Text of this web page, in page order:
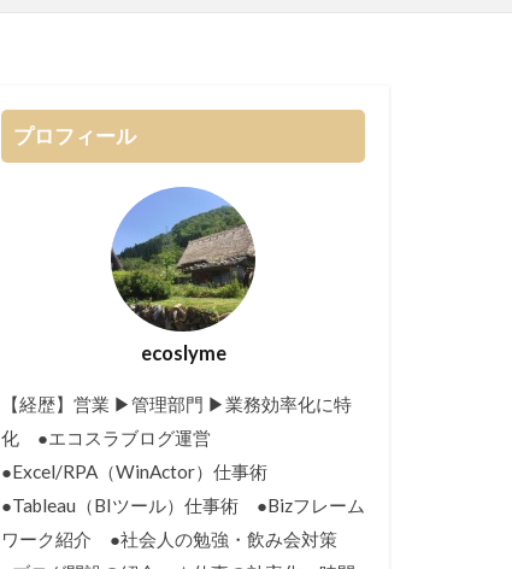
プロフィール
ecoslyme
【経歴】営業 ▶︎管理部門 ▶︎業務効率化に特
化 ●エコスラブログ運営
●Excel/RPA（WinActor）仕事術
●Tableau（BIツール）仕事術 ●Bizフレーム
ワーク紹介 ●社会人の勉強・飲み会対策